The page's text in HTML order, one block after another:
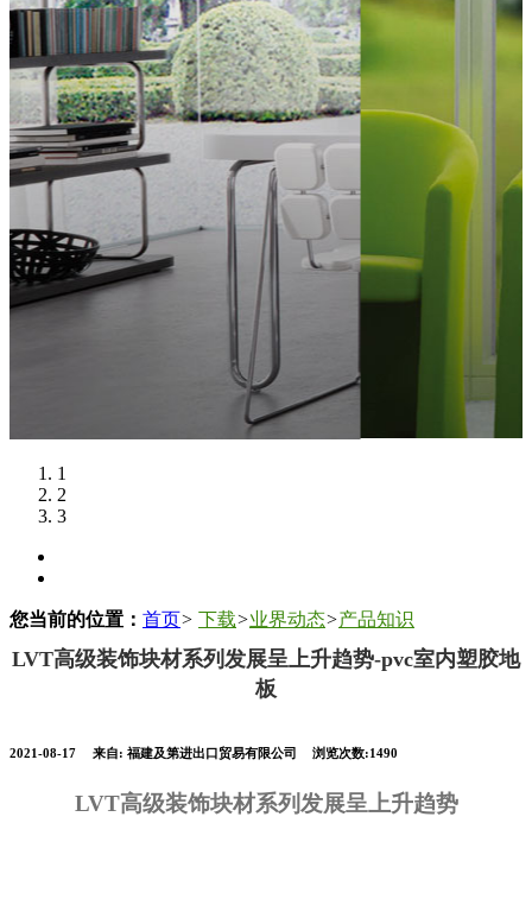
1
2
3
您当前的位置： 首页> 下载>业界动态>产品知识
LVT高级装饰块材系列发展呈上升趋势-pvc室内塑胶地
板
2021-08-17 来自: 福建及第进出口贸易有限公司 浏览次数:1490
LVT高级装饰块材系列发展呈上升趋势